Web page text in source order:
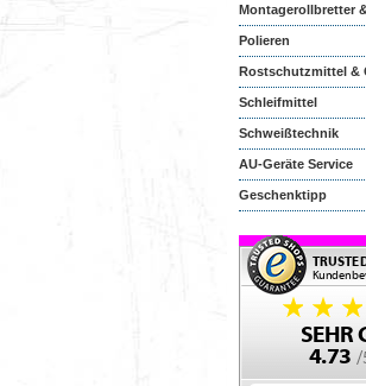
Montagerollbretter
Polieren
Rostschutzmittel &
Schleifmittel
Schweißtechnik
AU-Geräte Service
Geschenktipp